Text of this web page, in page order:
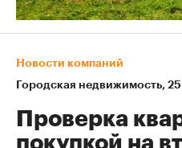
Новости компаний
Городская недвижимость⁠,
Проверка
покупкой на